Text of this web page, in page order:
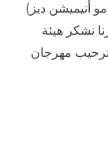
أنيميشن ديز)
نشكر هيئة
ترحيب مهرجان